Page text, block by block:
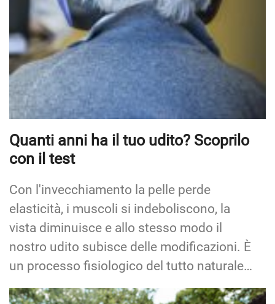
Quanti anni ha il tuo udito? Scoprilo
con il test
Con l'invecchiamento la pelle perde
elasticità, i muscoli si indeboliscono, la
vista diminuisce e allo stesso modo il
nostro udito subisce delle modificazioni. È
un processo fisiologico del tutto naturale…